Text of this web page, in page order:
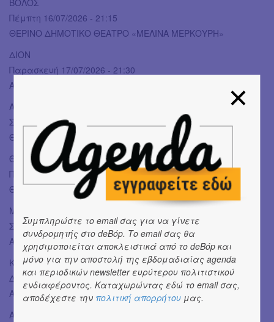
ΒΟΛΟΣ
Πέμπτη 16/07/2026 - 21:15
ΘΕΡΙΝΟ ΔΗΜΟΤΙΚΟ ΘΕΑΤΡΟ «ΜΕΛΙΝΑ ΜΕΡΚΟΥΡΗ»
ΔΙΟΝ
Παρασκευή 17/07/2026 - 21:30
ΑΡΧΑΙΟ ΘΕΑΤΡΟ ΔΙΟΥ
ΑΛΕΞΑΝΔΡΟΥΠΟΛΗ
Σάββατο 18/07/2026 - 21:15
ΘΕΑΤΡΟ ΑΛΤΙΝΑΛΜΑΖΗ
ΘΕΣΣΑΛΟΝΙΚΗ
Πέμπτη 30/07/2026 – 21.15 & Παρασκευή 31/07/2026 – 21.15
ΘΕΑΤΡΟ ΔΑΣΟΥΣ
ΜΟΥΔΑΝΙΑ
Σάββατο 01/08/2026 21:15
ΑΜΦΙΘΕΑΤΡΟ ΝΕΩΝ ΜΟΥΔΑΝΙΩΝ
ΚΑΛΑΜΑΤΑ
Δευτέρα 03/08/2026 21:15
ΑΝΟΙΧΤΟ ΘΕΑΤΡΟ ΚΑΛΑΜΑΤΑΣ
ΑΡΧΑΙΑ ΟΛΥΜΠΙΑ
Συμπληρώστε το email σας για να γίνετε
συνδρομητής στο deBόp. Το email σας θα
χρησιμοποιείται αποκλειστικά από το deBόp και
μόνο για την αποστολή της εβδομαδιαίας agenda
και περιοδικών newsletter ευρύτερου πολιτιστικού
ενδιαφέροντος. Καταχωρώντας εδώ το email σας,
αποδέχεστε την πολιτική απορρήτου μας.